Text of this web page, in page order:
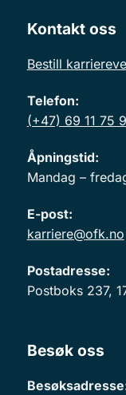
Kontakt oss
Bestill
Telefon:
(+47) 69 11 75
Åpningstid:
Mandag –
E-post:
karriere@ofk.no
Postadresse:
Postboks 237,
Besøk oss